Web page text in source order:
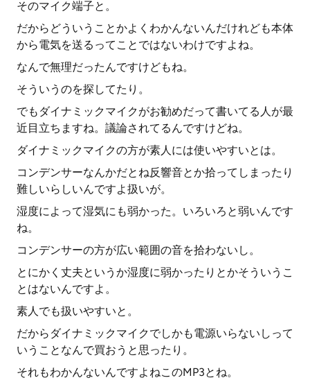
そのマイク端子と。
だからどういうことかよくわかんないんだけれども本体
から電気を送るってことではないわけですよね。
なんで無理だったんですけどもね。
そういうのを探してたり。
でもダイナミックマイクがお勧めだって書いてる人が最
近目立ちますね。議論されてるんですけどね。
ダイナミックマイクの方が素人には使いやすいとは。
コンデンサーなんかだとね反響音とか拾ってしまったり
難しいらしいんですよ扱いが。
湿度によって湿気にも弱かった。いろいろと弱いんです
ね。
コンデンサーの方が広い範囲の音を拾わないし。
とにかく丈夫というか湿度に弱かったりとかそういうこ
とはないんですよ。
素人でも扱いやすいと。
だからダイナミックマイクでしかも電源いらないしって
いうことなんで買おうと思ったり。
それもわかんないんですよねこのMP3とね。